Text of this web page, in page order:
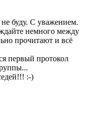
не буду. С уважением.
немного между
прочитают и всё
первый протокол
:-)